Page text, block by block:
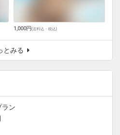
1,000円(送料込・税込)
とみる
ラン